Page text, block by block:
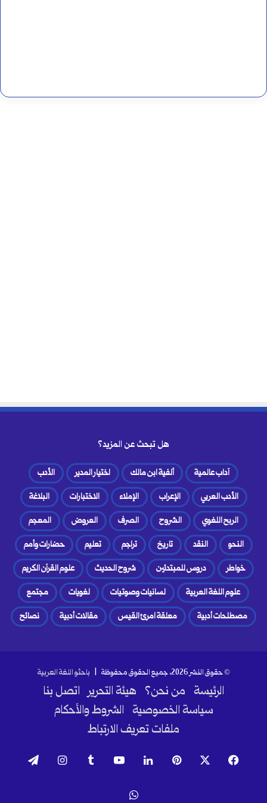
هل تبحث عن المزيد؟
آداب عالمية ألفية ابن مالك اختيار المدير
الأدب
الأدب العربي
الإعراب الإملاء الاختبارات
البلاغة
الربح اللغوي
الشروح الصرف العروض
المعجم
النحو
النقد تاريخ تراجم تعليم
حضارات وأمم
خواطر
دروس للمبتدئين شروح الحديث
علوم القرآن الكريم
علوم اللغة العربية
لسانيات وصوتيات لغويات
مجتمع
مصطلحات أدبية
معلقة امرئ القيس مقالات أدبية نصائح
© حقوق النشر 2026، جميع الحقوق محفوظة | باحثو اللغة العربية
الرئيسة من نحن؟ هيئة التحرير اتصل بنا
سياسة الخصوصية الشروط والأحكام
ملفات تعريف الارتباط
فيسبوك بينتيريست لينكدإن ‫YouTube انستقرام